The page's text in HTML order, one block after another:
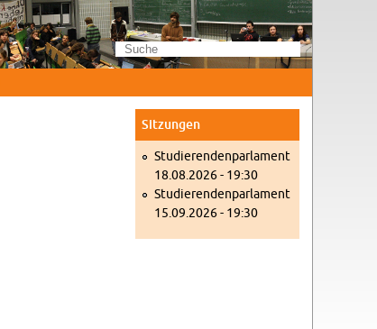
Sit­zun­gen
Stu­die­ren­den­par­la­ment
18.08.2026 - 19:30
Stu­die­ren­den­par­la­ment
15.09.2026 - 19:30